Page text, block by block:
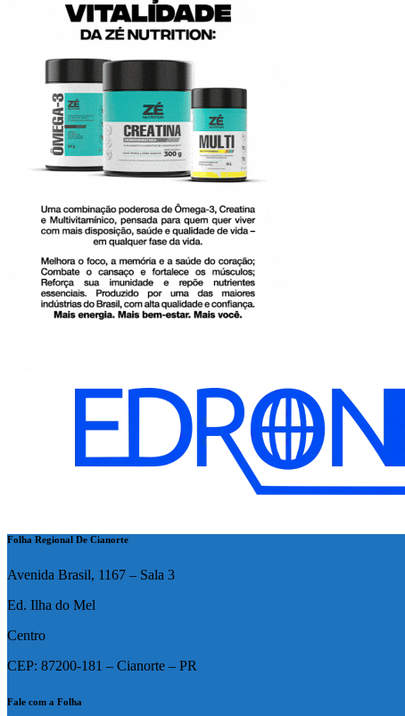
Folha Regional De Cianorte
Avenida Brasil, 1167 – Sala 3
Ed. Ilha do Mel
Centro
CEP: 87200-181 – Cianorte – PR
Fale com a Folha